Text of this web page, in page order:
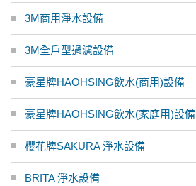
3M商用淨水設備
3M全戶型過濾設備
豪星牌HAOHSING飲水(商用)設備
豪星牌HAOHSING飲水(家庭用)設備
櫻花牌SAKURA 淨水設備
BRITA 淨水設備